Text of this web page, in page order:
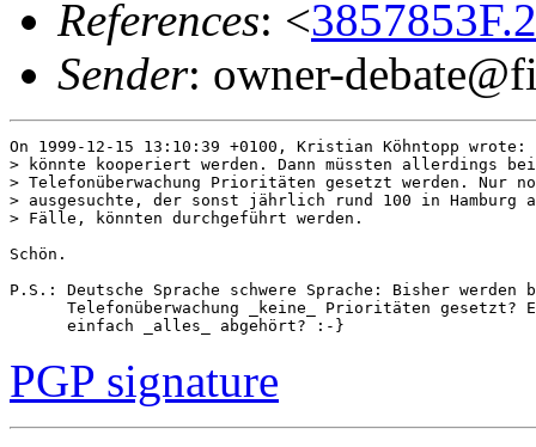
References: <
Sender: owner-
On 1999-12-15 13:10:39 +0100, Kristian Köhntopp wrote:
> könnte kooperiert werden. Dann müssten allerdings
> Telefonüberwachung Prioritäten gesetzt werden. Nur
> ausgesuchte, der sonst jährlich rund 100 in Hamburg
> Fälle, könnten durchgeführt werden.
Schön.
P.S.: Deutsche Sprache schwere Sprache: Bisher werden
Telefonüberwachung _keine_ Prioritäten gesetzt?
PGP signature